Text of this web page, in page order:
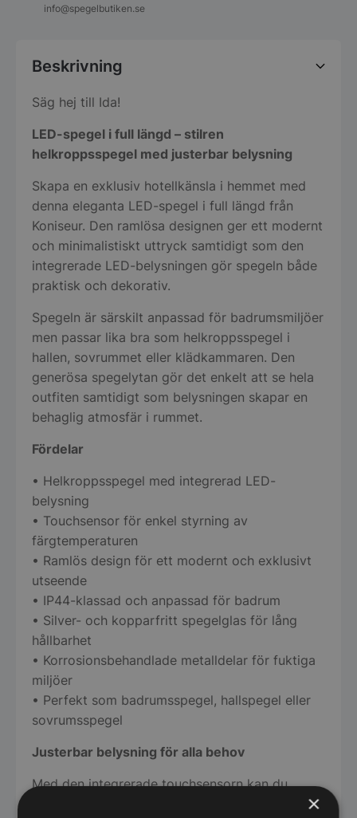
info@spegelbutiken.se
Beskrivning
Säg hej till Ida!
LED-spegel i full längd – stilren
helkroppsspegel med justerbar belysning
Skapa en exklusiv hotellkänsla i hemmet med
denna eleganta LED-spegel i full längd från
Koniseur. Den ramlösa designen ger ett modernt
och minimalistiskt uttryck samtidigt som den
integrerade LED-belysningen gör spegeln både
praktisk och dekorativ.
Spegeln är särskilt anpassad för badrumsmiljöer
men passar lika bra som helkroppsspegel i
hallen, sovrummet eller klädkammaren. Den
generösa spegelytan gör det enkelt att se hela
outfiten samtidigt som belysningen skapar en
behaglig atmosfär i rummet.
Fördelar
• Helkroppsspegel med integrerad LED-
belysning
• Touchsensor för enkel styrning av
färgtemperaturen
• Ramlös design för ett modernt och exklusivt
utseende
• IP44-klassad och anpassad för badrum
• Silver- och kopparfritt spegelglas för lång
hållbarhet
• Korrosionsbehandlade metalldelar för fuktiga
miljöer
• Perfekt som badrumsspegel, hallspegel eller
sovrumsspegel
Justerbar belysning för alla behov
Med den integrerade touchsensorn kan du
enkelt anpassa färgtemperaturen efter situation
×